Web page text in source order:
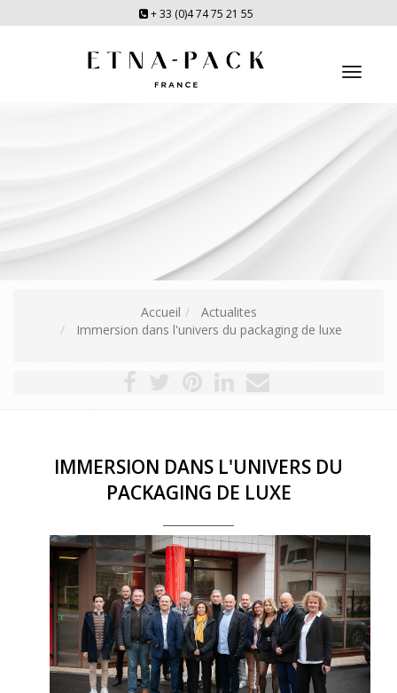
+ 33 (0)4 74 75 21 55
Accueil
Actualites
Immersion dans l'univers du packaging de luxe
IMMERSION DANS L'UNIVERS DU
PACKAGING DE LUXE